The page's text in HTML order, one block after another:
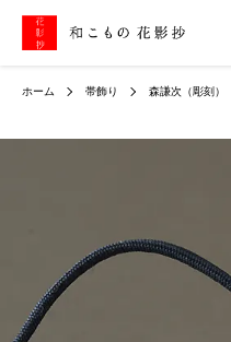
ホーム 帯飾り 森謙次（彫刻）